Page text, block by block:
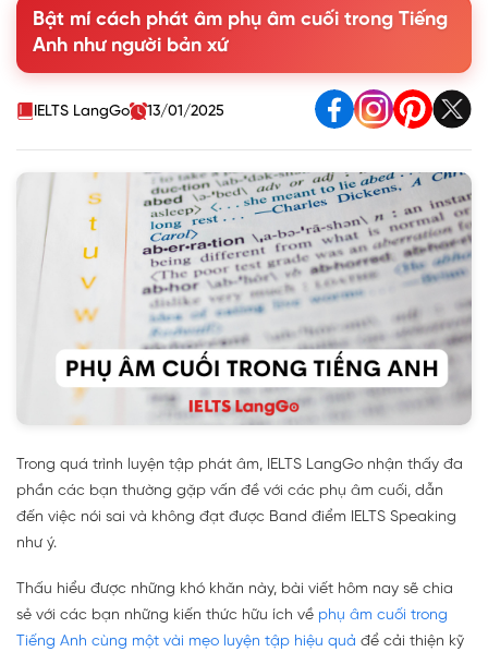
2. Cách phát âm phụ âm cuối trong Tiếng Anh
3. Các trường hợp bỏ âm cuối của từ khi phát âm
4. Cách luyện phát âm phụ âm cuối trong Tiếng Anh
Bật mí cách phát âm phụ âm cuối trong Tiếng
Anh như người bản xứ
IELTS LangGo 13/01/2025
Trong quá trình luyện tập phát âm, IELTS LangGo nhận thấy đa
phần các bạn thường gặp vấn đề với các phụ âm cuối, dẫn
đến việc nói sai và không đạt được Band điểm IELTS Speaking
như ý.
Thấu hiểu được những khó khăn này, bài viết hôm nay sẽ chia
sẻ với các bạn những kiến thức hữu ích về phụ âm cuối trong
Tiếng Anh cùng một vài mẹo luyện tập hiệu quả để cải thiện kỹ